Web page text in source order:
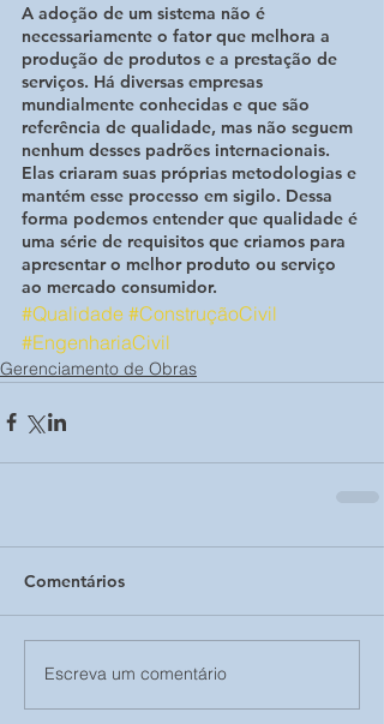
A adoção de um sistema não é
necessariamente o fator que melhora a
produção de produtos e a prestação de
serviços. Há diversas empresas
mundialmente conhecidas e que são
referência de qualidade, mas não seguem
nenhum desses padrões internacionais.
Elas criaram suas próprias metodologias e
mantém esse processo em sigilo. Dessa
forma podemos entender que qualidade é
uma série de requisitos que criamos para
apresentar o melhor produto ou serviço
ao mercado consumidor.
#Qualidade #ConstruçãoCivil
#EngenhariaCivil
Gerenciamento de Obras
Comentários
Escreva um comentário